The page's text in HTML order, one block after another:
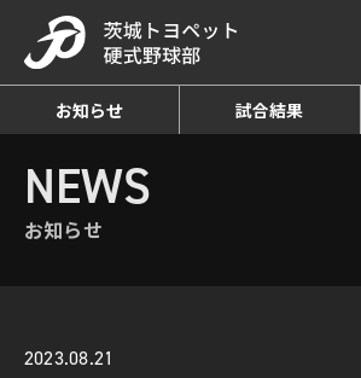
お知らせ 試合結果
HOME
NEWS
お知らせ
2023.08.21